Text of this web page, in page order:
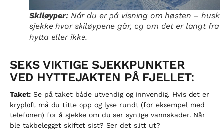
Skiløyper: Når du er på visning om høsten –
sjekke hvor skiløypene går, og om det er langt fra
hytta eller ikke.
SEKS VIKTIGE SJEKKPUNKTER
VED HYTTEJAKTEN PÅ FJELLET:
Taket: Se på taket både utvendig og innvendig. Hvis det er
kryploft må du titte opp og lyse rundt (for eksempel med
telefonen) for å sjekke om du ser synlige vannskader. Når
ble takbelegget skiftet sist? Ser det slitt ut?